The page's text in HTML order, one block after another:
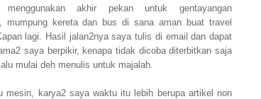
menggunakan akhir pekan untuk gentayangan
mumpung kereta dan bus di sana aman buat travel
lagi. Hasil jalan2nya saya tulis di email dan dapat
saya berpikir, kenapa tidak dicoba diterbitkan saja
mulai deh menulis untuk majalah.
mesin, karya2 saya waktu itu lebih berupa artikel non